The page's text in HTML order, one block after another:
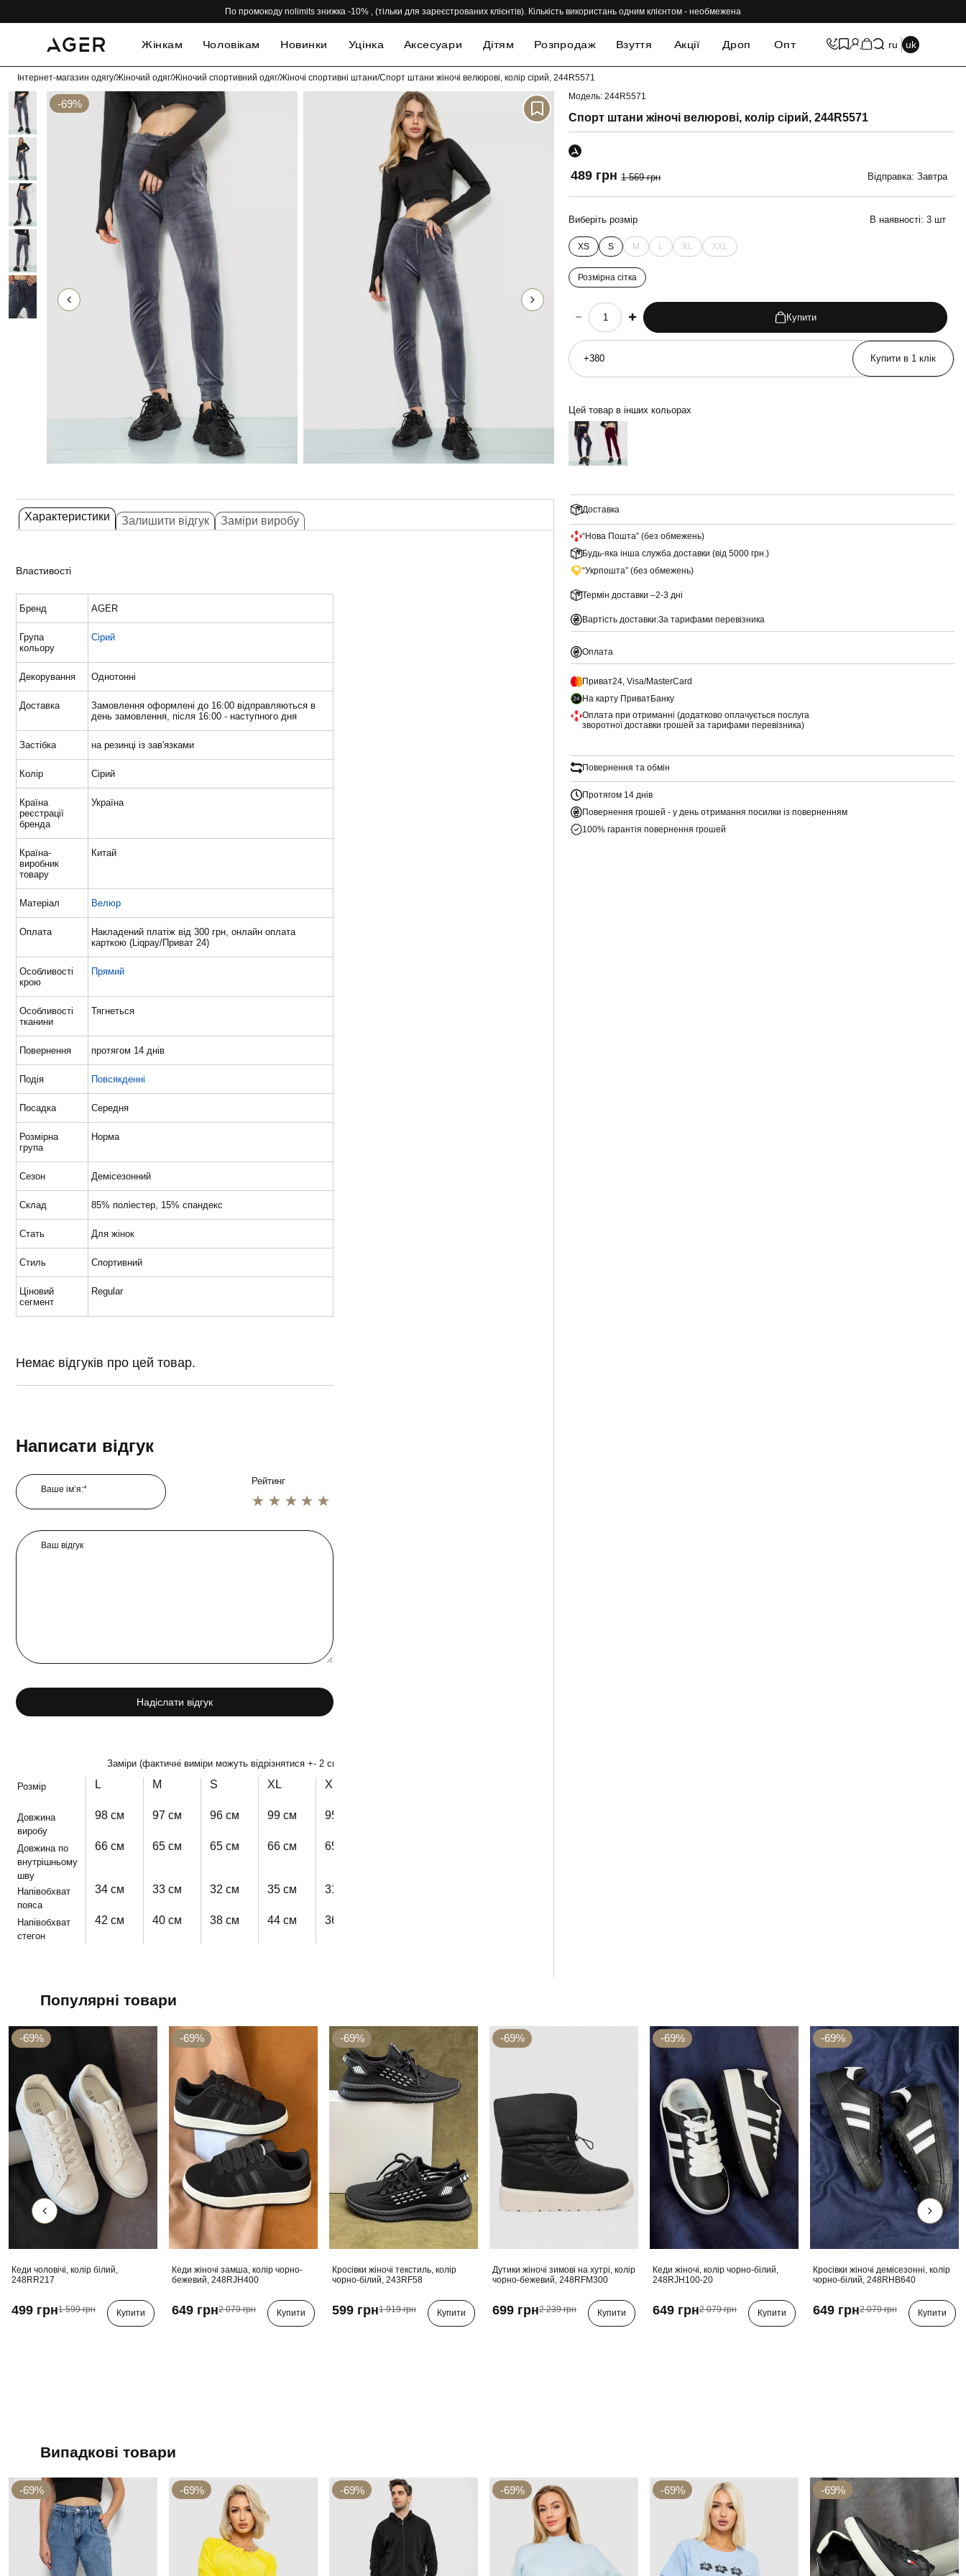
По промокоду nolimits знижка -10% , (тільки для зареєстрованих клієнтів). Кількість використань одним клієнтом - необмежена
Жінкам Чоловікам Новинки Уцінка Аксесуари Дітям Розпродаж Взуття Акції Дроп Опт ru uk
Інтернет-магазин одягу/Жіночий одяг/Жіночий спортивний одяг/Жіночі спортивні штани/Спорт штани жіночі велюрові, колір сірий, 244R5571
-69% -69%
Характеристики Залишити відгук Заміри виробу
Властивості
Бренд AGER
Група
кольору
Сірий
Декорування Однотонні
Доставка
Замовлення оформлені до 16:00 відправляються в
день замовлення, після 16:00 - наступного дня
Застібка на резинці із зав'язками
Колір Сірий
Країна
реєстрації
бренда
Україна
Країна-
виробник
товару
Китай
Матеріал Велюр
Оплата
Накладений платіж від 300 грн, онлайн оплата
карткою (Liqpay/Приват 24)
Особливості
крою
Прямий
Особливості
тканини
Тягнеться
Повернення протягом 14 днів
Подія Повсякденні
Посадка Середня
Розмірна
група
Норма
Сезон Демісезонний
Склад 85% поліестер, 15% спандекс
Стать Для жінок
Стиль Спортивний
Ціновий
сегмент
Regular
Немає відгуків про цей товар.
Написати відгук
Ваше ім’я:*
Рейтинг
1 star
2 star
3 star
4 star
5 star
Ваш відгук
Надіслати відгук
Заміри (фактичні виміри можуть відрізнятися +- 2 см)
Розмір L M S XL XS
Довжина
виробу
98 см 97 см 96 см 99 см 95 см
Довжина по
внутрішньому
шву
66 см 65 см 65 см 66 см 65 см
Напівобхват
пояса
34 см 33 см 32 см 35 см 31 см
Напівобхват
стегон
42 см 40 см 38 см 44 см 36 см
Модель: 244R5571
Спорт штани жіночі велюрові, колір сірий, 244R5571
489 грн 1 569 грн Відправка: Завтра
Виберіть розмір В наявності: 3 шт
XS S M L XL XXL
Розмірна сітка
choose quantity Купити
Купити в 1 клік
Цей товар в інших кольорах
Доставка
“Нова Пошта” (без обмежень)
Будь-яка інша служба доставки (від 5000 грн.)
“Укрпошта” (без обмежень)
Термін доставки –2-3 дні
Вартість доставки:За тарифами перевізника
Оплата
Приват24, Visa/MasterCard
На карту ПриватБанку
Оплата при отриманні (додатково оплачується послуга
зворотної доставки грошей за тарифами перевізника)
Повернення та обмін
Протягом 14 днів
Повернення грошей - у день отримання посилки із поверненням
100% гарантія повернення грошей
Популярні товари
-69%
Кеди чоловічі, колір білий,
248RR217
499 грн1 599 грн Купити
-69%
Кеди жіночі замша, колір чорно-
бежевий, 248RJH400
649 грн2 079 грн Купити
-69%
Кросівки жіночі текстиль, колір
чорно-білий, 243RF58
599 грн1 919 грн Купити
-69%
Дутики жіночі зимові на хутрі, колір
чорно-бежевий, 248RFM300
699 грн2 239 грн Купити
-69%
Кеди жіночі, колір чорно-білий,
248RJH100-20
649 грн2 079 грн Купити
-69%
Кросівки жіночі демісезонні, колір
чорно-білий, 248RHB640
649 грн2 079 грн Купити
Випадкові товари
-69% -69% -69% -69% -69% -69%